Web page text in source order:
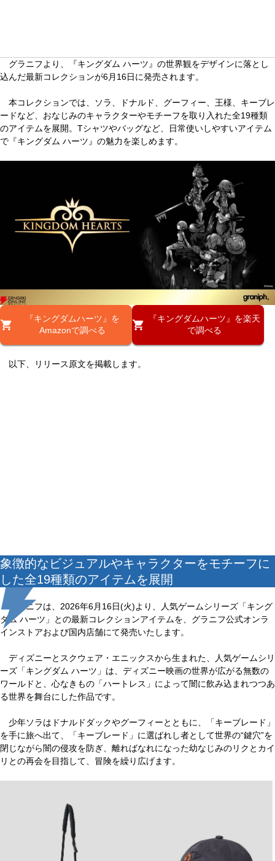
グラニフより、『キングダム ハーツ』の世界観をデザインに落とし
込んだ最新コレクションが6月16日に発売されます。
本コレクションでは、ソラ、ドナルド、グーフィー、王様、キーブレ
ードなど、おなじみのキャラクターやモチーフを取り入れた全19種類
のアイテムを展開。Tシャツやバッグなど、日常使いしやすいアイテム
で『キングダム ハーツ』の魅力を楽しめます。
『キングダムハーツ』を
Amazonで調べる
『キングダムハーツ』を楽天
で調べる
以下、リリース原文を掲載します。
象徴的なビジュアルやキャラクターをモチーフに
した全19種類のアイテムを展開
グラニフは、2026年6月16日(火)より、人気ゲームシリーズ「キング
ダム ハーツ」との最新コレクションアイテムを、グラニフ公式オンラ
インストアおよび国内店舗にて発売いたします。
ディズニーとスクウェア・エニックスから生まれた、人気ゲームシリ
ーズ「キングダム ハーツ」は、ディズニー映画の世界が広がる無数の
ワールドと、心なきもの「ハートレス」によって闇に飲み込まれつつあ
る世界を舞台にした作品です。
少年ソラはドナルドダックやグーフィーとともに、「キーブレード」
を手に旅へ出て、「キーブレード」に選ばれし者として世界の“鍵穴”を
閉じながら闇の侵攻を防ぎ、離ればなれになった幼なじみのリクとカイ
リとの再会を目指して、冒険を繰り広げます。